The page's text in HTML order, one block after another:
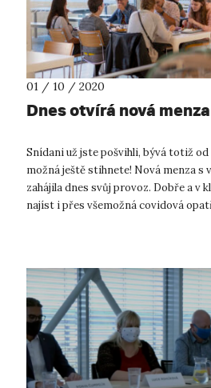
01 / 10 / 2020
Dnes otvírá nová
Snídani už jste pošvihli, bývá totiž od
možná ještě stihnete! Nová menza s
zahájila dnes svůj provoz. Dobře a v
najíst i přes všemožná covidová